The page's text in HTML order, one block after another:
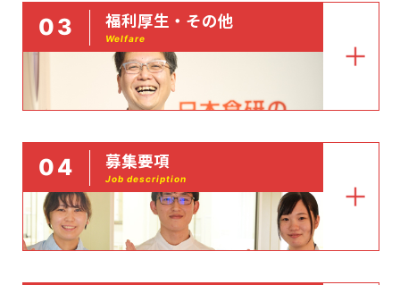
03 福利厚生・その他
Welfare
04 募集要項
Job description